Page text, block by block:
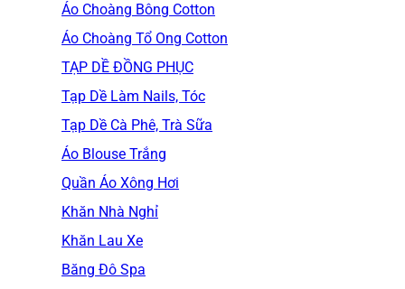
Áo Choàng Bông Cotton
Áo Choàng Tổ Ong Cotton
TẠP DỀ ĐỒNG PHỤC
Tạp Dề Làm Nails, Tóc
Tạp Dề Cà Phê, Trà Sữa
Áo Blouse Trắng
Quần Áo Xông Hơi
Khăn Nhà Nghỉ
Khăn Lau Xe
Băng Đô Spa